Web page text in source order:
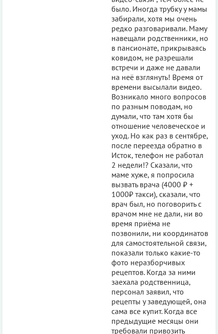
было. Иногда трубку у мамы
забирали, хотя мы очень
редко разговаривали. Маму
навещали родственники, но
в пансионате, прикрываясь
ковидом, не разрешали
встречи и даже не давали
на неё взглянуть! Время от
времени высылали видео.
Возникало много вопросов
по разным поводам, но
думали, что там хотя бы
отношение человеческое и
уход. Но как раз в сентябре,
после переезда обратно в
Исток, телефон не работал
2 недели!? Сказали, что
маме хуже, я попросила
вызвать врача (4000 ₽ +
1000₽ такси), сказали, что
врач был, но поговорить с
врачом мне не дали, ни во
время приёма не
позвонили, ни координатов
для самостоятельной связи,
показали только какие-то
фото неразборчивых
рецептов. Когда за ними
заехала родственница,
персонал заявил, что
рецепты у заведующей, она
сама все купит. Когда все
предыдущие месяцы они
требовали привозить